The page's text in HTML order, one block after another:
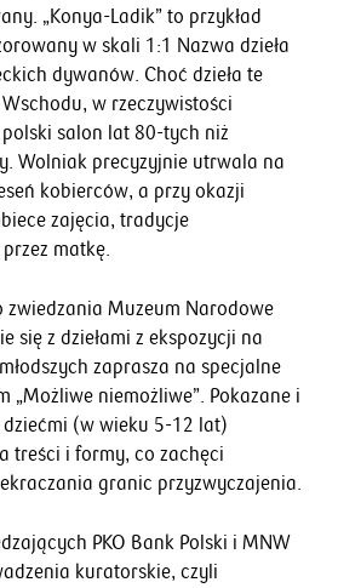
„Konya-Ladik” to przykład
w skali 1:1 Nazwa dzieła
dywanów. Choć dzieła te
w rzeczywistości
salon lat 80-tych niż
Wolniak precyzyjnie utrwala na
kobierców, a przy okazji
zajęcia, tradycje
matkę.
zwiedzania Muzeum Narodowe
się z dziełami z ekspozycji na
zaprasza na specjalne
„Możliwe niemożliwe”. Pokazane i
(w wieku 5-12 lat)
treści i formy, co zachęci
granic przyzwyczajenia.
PKO Bank Polski i MNW
kuratorskie, czyli